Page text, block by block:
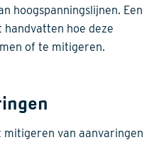
hoogspanningslijnen. Een
handvatten hoe deze
of te mitigeren.
van aanvaringen